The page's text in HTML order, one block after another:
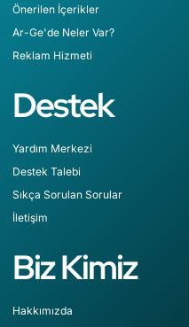
Önerilen İçerikler
Ar-Ge'de Neler Var?
Reklam Hizmeti
Destek
Yardım Merkezi
Destek Talebi
Sıkça Sorulan Sorular
İletişim
Biz Kimiz
Hakkımızda